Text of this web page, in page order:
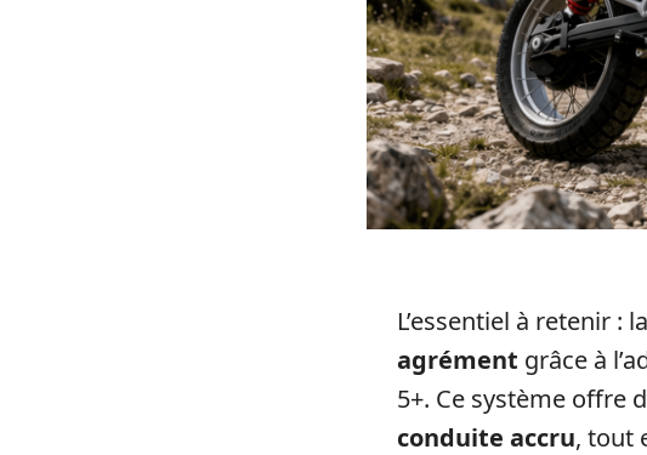
L’essentiel à retenir :
agrément grâce à
5+. Ce système offre
conduite accru, tout